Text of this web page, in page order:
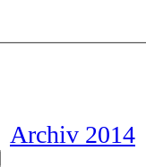
Archiv 2014